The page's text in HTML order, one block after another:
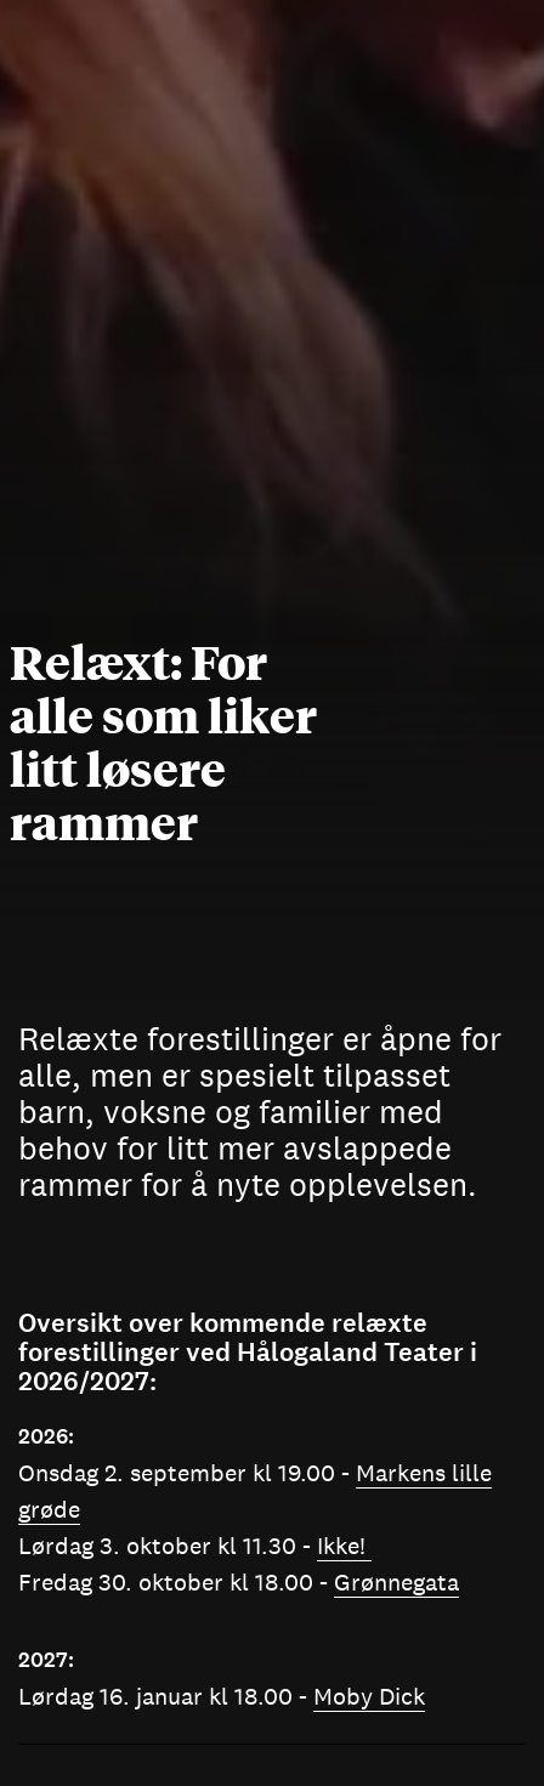
Relæxt: For
alle som liker
litt løsere
rammer
Relæxte forestillinger er åpne for
alle, men er spesielt tilpasset
barn, voksne og familier med
behov for litt mer avslappede
rammer for å nyte opplevelsen.
Oversikt over kommende relæxte
forestillinger ved Hålogaland Teater i
2026/2027:
2026:
Onsdag 2. september kl 19.00 - Markens lille
grøde
Lørdag 3. oktober kl 11.30 - Ikke!
Fredag 30. oktober kl 18.00 - Grønnegata
2027:
Lørdag 16. januar kl 18.00 - Moby Dick